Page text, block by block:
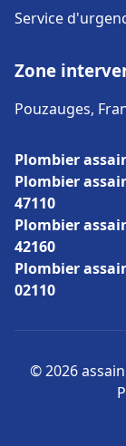
Service
Zone
Pouzauges,
Plombier
Plombier
47110
Plombier
42160
Plombier
02110
© 2026